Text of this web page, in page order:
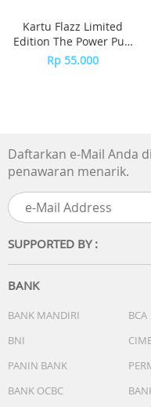
Kulkas dengan asisten
On-device Bixby
Nikmati kenyamanan
perintah dalam satu
Others
Kartu Flazz Limited
Edition The Power Puff
Girls
Rp 55.000
Daftarkan e-Mail Anda
penawaran menarik.
SUPPORTED BY :
BANK
BANK MANDIRI BCA
BNI
PANIN BANK
BANK OCBC